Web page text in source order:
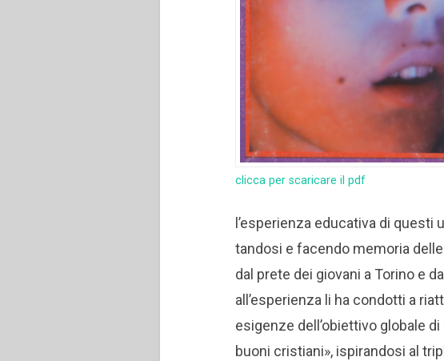
clicca per scaricare il pdf
l’esperienza educativa di
tandosi e facendo memoria
dal prete dei giovani a Torino e
all’esperienza li ha condotti a
esigenze dell’obiettivo globale
buoni cristiani», ispirandosi al